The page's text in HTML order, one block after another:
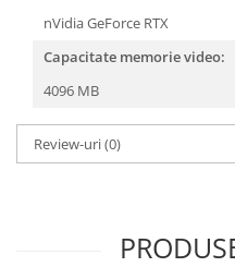
nVidia GeForce RTX
Capacitate memorie video:
4096 MB
Review-uri(0)